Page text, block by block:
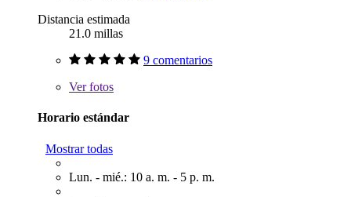
Distancia estimada
21.0 millas
9 comentarios
Verfotos
Horario estándar
Mostrar todas
Lun. - mié.: 10 a. m. - 5 p. m.